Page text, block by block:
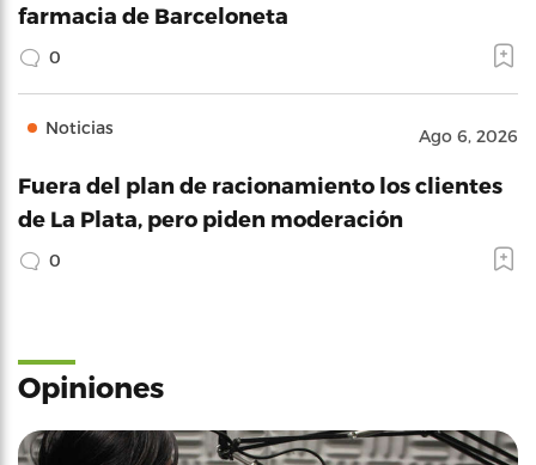
farmacia de Barceloneta
0
Noticias Ago 6, 2026
Fuera del plan de racionamiento los clientes
de La Plata, pero piden moderación
0
Opiniones